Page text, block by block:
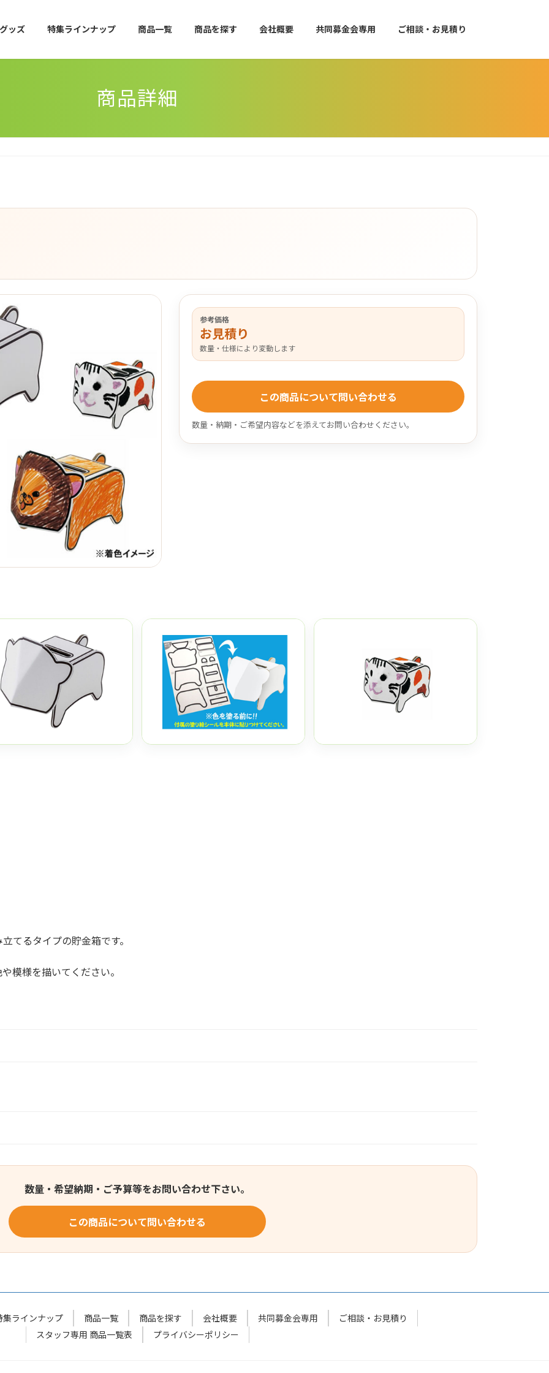
ッズ 特集ラインナップ 商品一覧 商品を探す 会社概要 共同募金会専用 ご相談・お見積り
商品詳細
参考価格
お見積り
数量・仕様により変動します
この商品について問い合わせる
数量・納期・ご希望内容などを添えてお問い合わせください。
てるタイプの貯金箱です。
模様を描いてください。
数量・希望納期・ご予算等をお問い合わせ下さい。
この商品について問い合わせる
集ラインナップ 商品一覧 商品を探す 会社概要 共同募金会専用
ご相談・お見積り
スタッフ専用 商品一覧表
プライバシーポリシー